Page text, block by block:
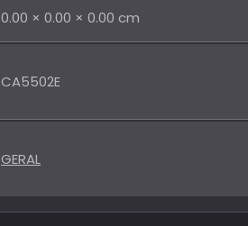
0.00 × 0.00 × 0.00 cm
CA5502E
GERAL